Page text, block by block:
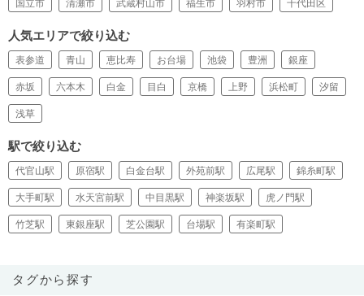
国立市 清瀬市 武蔵村山市 福生市 羽村市 千代田区
人気エリアで絞り込む
表参道 青山 恵比寿 お台場 池袋 豊洲 銀座
赤坂 六本木 白金 目白 京橋 上野 浜松町 汐留
浅草
駅で絞り込む
代官山駅 原宿駅 白金台駅 外苑前駅 広尾駅 錦糸町駅
大手町駅 水天宮前駅 中目黒駅 神楽坂駅 虎ノ門駅
竹芝駅 東銀座駅 芝公園駅 台場駅 有楽町駅
タグから探す